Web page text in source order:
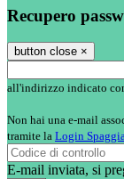
Recupero
button close ×
all'indirizzo indicato
Non hai una e-mail
tramite la Login
E-mail inviata, si